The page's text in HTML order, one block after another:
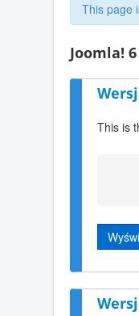
This page
Joomla!
This is